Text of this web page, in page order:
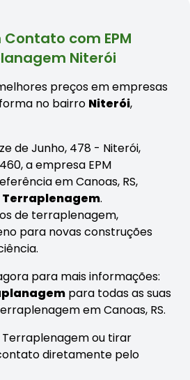
Contato com EPM
Niterói
preços em empresas
no bairro Niterói,
de Junho, 478 - Niterói,
a empresa EPM
em Canoas, RS,
Terraplenagem.
de terraplenagem,
para novas construções
para mais informações:
para todas as suas
em Canoas, RS.
Terraplenagem ou tirar
diretamente pelo